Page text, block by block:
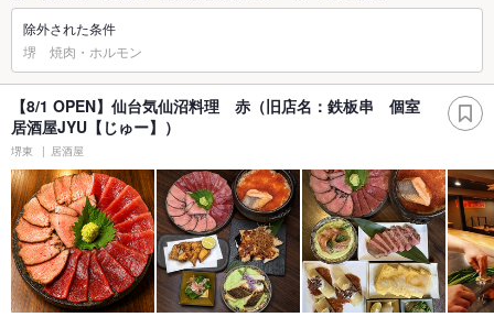
除外された条件
堺 焼肉・ホルモン
【8/1 OPEN】仙台気仙沼料理 赤（旧店名：鉄板串 個室
居酒屋JYU【じゅー】）
堺東 居酒屋